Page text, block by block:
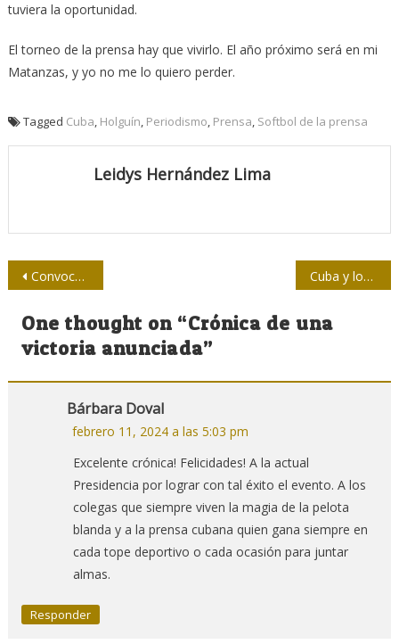
tuviera la oportunidad.
El torneo de la prensa hay que vivirlo. El año próximo será en mi
Matanzas, y yo no me lo quiero perder.
Tagged Cuba Holguín Periodismo Prensa Softbol de la prensa
Leidys Hernández Lima
Navegación
de
entradas
Convocan al taller nacional “De Martí a Fidel: La prensa” Cuba y los rostros amables del capitalismo
One thought on “Crónica de una
victoria anunciada”
Bárbara Doval
febrero 11, 2024 a las 5:03 pm
Excelente crónica! Felicidades! A la actual
Presidencia por lograr con tal éxito el evento. A los
colegas que siempre viven la magia de la pelota
blanda y a la prensa cubana quien gana siempre en
cada tope deportivo o cada ocasión para juntar
almas.
Responder